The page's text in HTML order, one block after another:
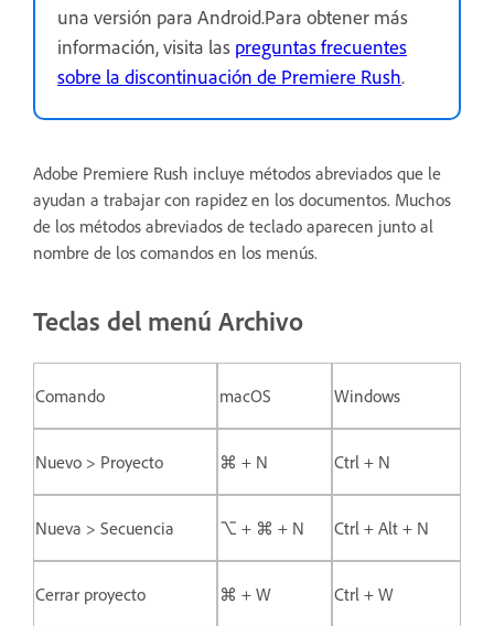
una versión para Android.Para obtener más
información, visita las preguntas frecuentes
sobre la discontinuación de Premiere Rush.
Adobe Premiere Rush incluye métodos abreviados que le
ayudan a trabajar con rapidez en los documentos. Muchos
de los métodos abreviados de teclado aparecen junto al
nombre de los comandos en los menús.
Teclas del menú Archivo
Comando macOS Windows
Nuevo > Proyecto ⌘ + N Ctrl + N
Nueva > Secuencia ⌥ + ⌘ + N Ctrl + Alt + N
Cerrar proyecto ⌘ + W Ctrl + W